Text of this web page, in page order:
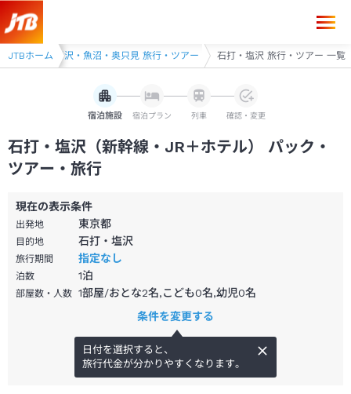
JTBホーム
ー 越後湯沢・魚沼・奥只見 旅行・ツアー 石打・塩沢 旅行・ツアー 一覧
宿泊施設 宿泊プラン 列車 確認・変更
石打・塩沢（新幹線・JR＋ホテル） パック・
ツアー・旅行
現在の表示条件
出発地 東京都
目的地 石打・塩沢
旅行期間 指定なし
泊数 1泊
部屋数・人数 1部屋/おとな2名,こども0名,幼児0名
条件を変更する
日付を選択すると、
旅行代金が分かりやすくなります。